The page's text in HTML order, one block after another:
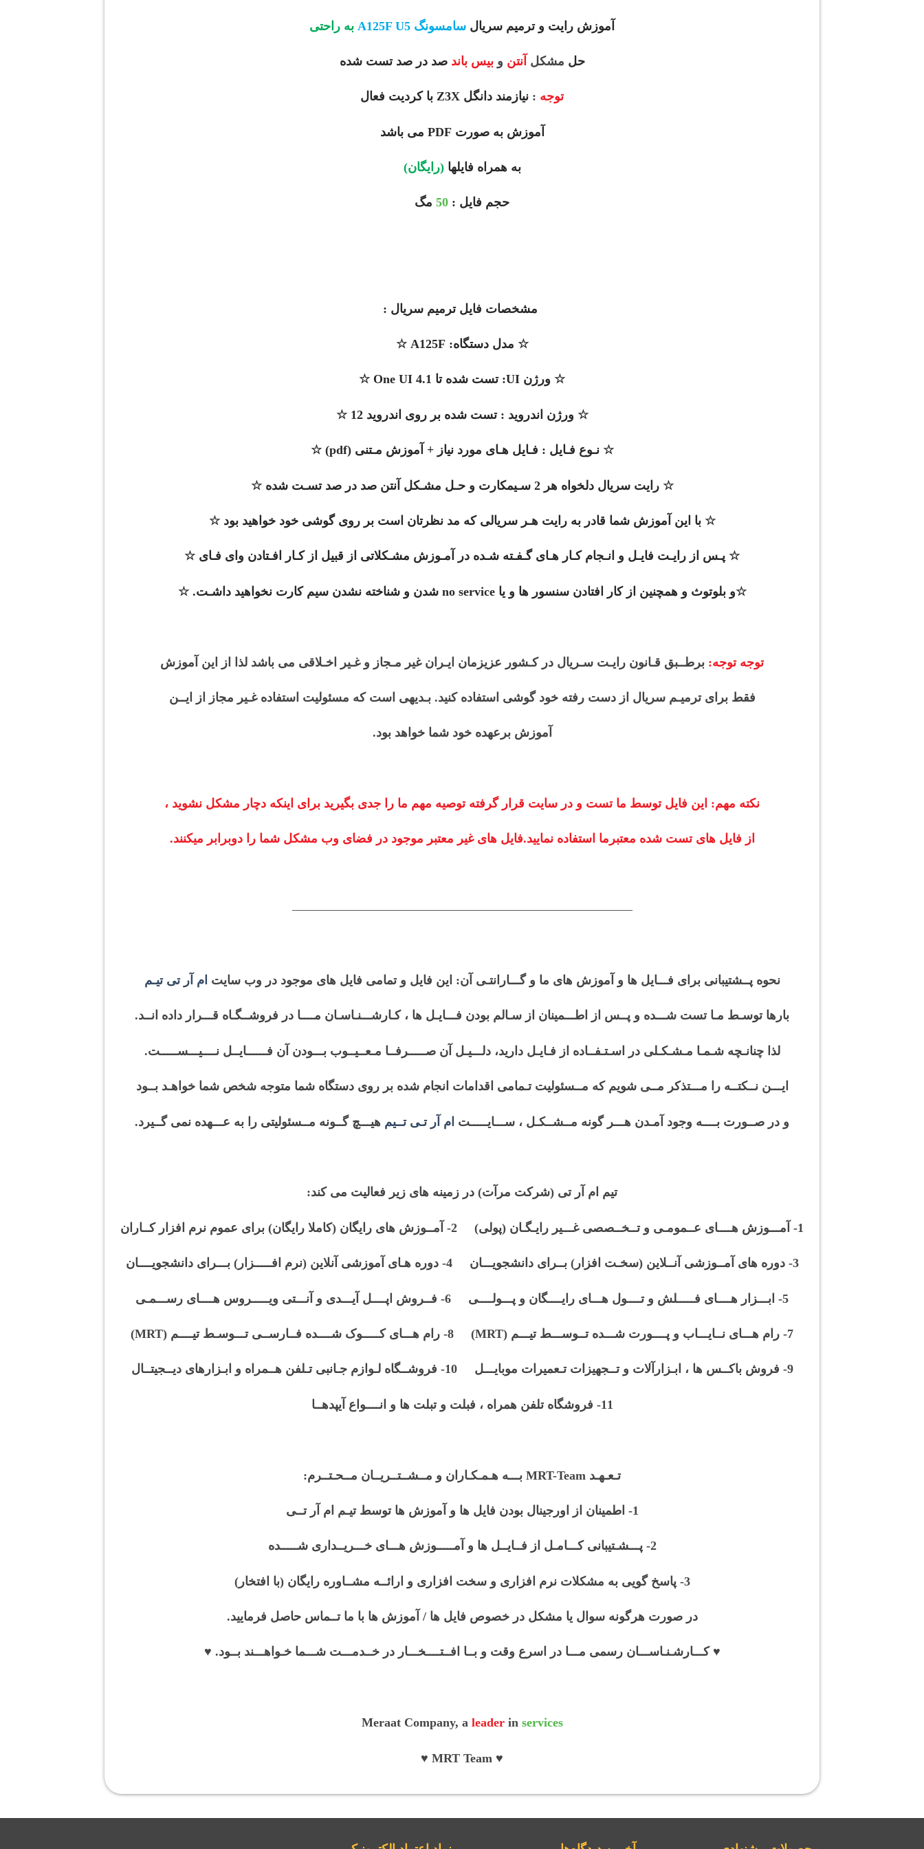
آموزش رایت و ترمیم سریال سامسونگ A125F U5 به راحتی
حل مشکل آنتن وبیس باند صد در صد تست شده
توجه : نیازمند دانگل Z3X با کردیت فعال
آموزش به صورت PDF می باشد
به همراه فایلها (رایگان)
حجم فایل : 50 مگ
مشخصات فایل ترمیم سریال :
☆ مدل دستگاه: A125F ☆
☆ ورژن UI: تست شده تا One UI 4.1 ☆
☆ ورژن اندروید : تست شده بر روی اندروید 12 ☆
☆ نـوع فـایل : فـایل هـای مورد نیاز + آموزش مـتنی (pdf) ☆
☆ رایت سریال دلخواه هر 2 سـیمکارت و حـل مشـکل آنتن صد در صد تسـت شده ☆
☆با این آموزش شما قادر به رایت هـر سریالی که مد نظرتان است بر روی گوشی خود خواهید بود ☆
☆ پـس از رایـت فایـل و انـجام کـار هـای گـفـته شـده در آمـوزش مشـکلاتی از قبیل از کـار افـتادن وای فـای ☆
☆و بلوتوث و همچنین از کار افتادن سنسور ها و یا no service شدن و شناخته نشدن سیم کارت نخواهید داشـت. ☆
توجه توجه: برطــبق قـانون رایـت سـریال در کـشور عزیزمان ایـران غیر مـجاز و غـیر اخـلاقی می باشد لذا از این آموزش
فقط برای ترمیـمسریال از دست رفته خود گوشی استفاده کنید. بـدیهی است که مسئولیت استفاده غـیر مجاز از ایــن
آموزش برعهده خود شما خواهد بود.
نکته مهم: این فایل توسط ما تست و در سایت قرار گرفته توصیه مهم ما را جدی بگیرید برای اینکه دچار مشکل نشوید ،
از فایل های تست شده معتبرما استفاده نمایید.فایل های غیر معتبر موجود در فضای وب مشکل شما را دوبرابر میکنند.
———————————————————————————–
نحوه پــشتیبانی برای فـــایل ها و آموزش های ما و گـــارانتـی آن: این فایل و تمامی فایل های موجود در وب سایت ام آر تی تیـم
بارها توسـط مـا تست شـــده و پــس از اطـــمینان از سـالم بودن فـــایـل ها ، کـارشـــنـاسـان مــــا در فروشــگـاه قـــرار داده انــد.
لذا چنانـچه شـمـا مـشـکـلی در اسـتـفــاده از فـایـل دارید، دلـــیـل آن صـــــرفــا مـعــیــوب بـــودن آن فــــــایــل نــــیـــســـــت.
ایـــن نــکتــه را مـــتذکر مــی شویم که مــسئولیت تـمامی اقدامات انجام شده بر روی دستگاه شما متوجه شخص شما خواهـد بــود
و در صــورت بــــه وجود آمـدن هـــر گونه مــشــکـل ، ســـایـــــت ام آر تـی تــیم هیـــچ گــونه مــسئولیتی را به عـــهده نمی گــیرد.
تیم ام آر تی (شرکت مرآت) در زمینه های زیر فعالیت می کند:
1- آمـــوزش هــــای عــمومـی و تــخــصصی غـــیر رایـگـان (پولی) 2- آمــوزش های رایگان (کاملا رایگان) برای عموم نرم افزار کــاران
3- دوره های آمــوزشی آنــلاین (سخـت افزار) بــرای دانشجویـــان 4- دوره هـای آموزشی آنلاین (نرم افـــــزار) بـــرای دانشجویــــان
5- ابـــزار هــــای فـــــلش و تــــول هـــای رایــــگان و پـــولــــی 6- فــروش اپــــل آیـــدی و آنـــتی ویـــــروس هــــای رســـمـی
7- رام هـــای نــایـــاب و پــــورت شـــده تــوســـط تیـــم (MRT) 8- رام هـــای کـــــوک شــــده فــارســی تـــوسـط تیــــم (MRT)
9- فروش باکــس ها ، ابـزارآلات و تــجهیزات تـعمیرات موبایـــل 10- فروشــگاه لـوازم جـانبی تـلفن هــمراه و ابـزارهای دیــجیتــال
11- فروشگاه تلفن همراه ، فبلت و تبلت ها و انــــواع آیپدهــا
تـعـهـد MRT-Team بـــه هـمـکـاران و مــشــتــریــان مــحـتــرم:
1- اطمینان از اورجینال بودن فایل ها و آموزش ها توسط تیـم ام آر تــی
2- پـــشـتیبانی کـــامـل از فــایــل ها و آمـــــوزش هـــای خـــریــداری شـــــده
3- پاسخ گویی به مشکلات نرم افزاری و سخت افزاری و ارائــه مشــاوره رایگان (با افتخار)
در صورت هرگونه سوال یا مشکل در خصوص فایل ها / آموزش ها با ما تــماس حاصل فرمایید.
♥ کـــارشـنـاســـان رسمی مـــا در اسرع وقت و بــا افــتــــخـــار در خــدمـــت شـــما خـواهـــند بــود. ♥
Meraat Company, a leaderin services
♥ MRT Team ♥